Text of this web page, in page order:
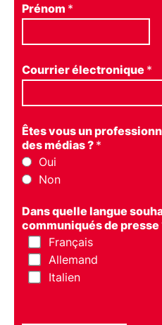
Prénom *
Courrier électronique *
Êtes vous un
des médias ? *
Oui
Non
Dans quelle langue
communiqués de presse
Français
Allemand
Italien